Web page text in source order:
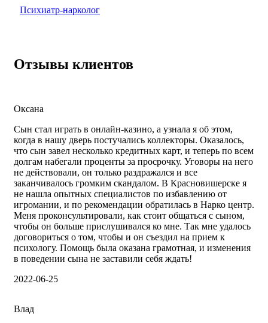
Психиатр-нарколог
Отзывы клиентов
Оксана
Сын стал играть в онлайн-казино, а узнала я об этом,
когда в нашу дверь постучались коллекторы. Оказалось,
что сын завел несколько кредитных карт, и теперь по всем
долгам набегали проценты за просрочку. Уговоры на него
не действовали, он только раздражался и все
заканчивалось громким скандалом. В Красновишерске я
не нашла опытных специалистов по избавлению от
игромании, и по рекомендации обратилась в Нарко центр.
Меня проконсультировали, как стоит общаться с сыном,
чтобы он больше прислушивался ко мне. Так мне удалось
договориться о том, чтобы и он съездил на прием к
психологу. Помощь была оказана грамотная, и изменения
в поведении сына не заставили себя ждать!
2022-06-25
Влад